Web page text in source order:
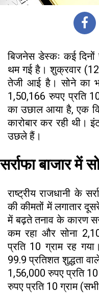
बिजनेस डेस्कः कई दिनों
थम गई है। शुक्रवार
तेजी आई है। सोने का
1,50,166 रुपए प्रति
का उछाल आया है, एक
कारोबार कर रही थी।
उछले हैं।
सर्राफा बाजार में
राष्ट्रीय राजधानी के
की कीमतों में लगातार
में बढ़ते तनाव के कारण
कम रहा और सोना
प्रति 10 ग्राम रह
99.9 प्रतिशत शुद्धता
1,56,000 रुपए प्रति
रुपए प्रति 10 ग्राम